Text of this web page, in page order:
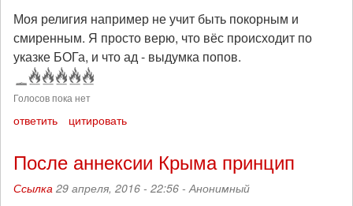
Моя религия например не учит быть покорным и
смиренным. Я просто верю, что вёс происходит по
указке БОГа, и что ад - выдумка попов.
Голосов пока нет
ответить цитировать
После аннексии Крыма принцип
Ссылка 29 апреля, 2016 - 22:56 -Анонимный